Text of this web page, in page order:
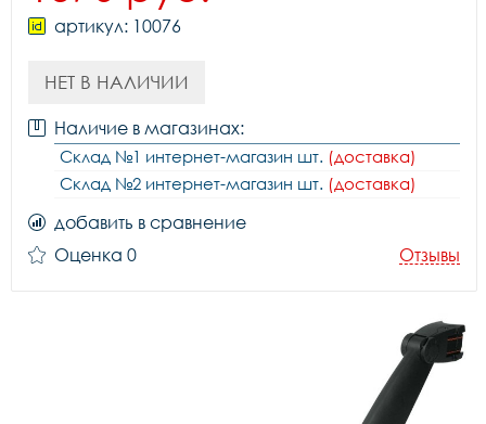
артикул: 10076
НЕТ В НАЛИЧИИ
Наличие в магазинах:
Склад №1 интернет-магазин шт. (доставка)
Склад №2 интернет-магазин шт. (доставка)
добавить в сравнение
Оценка 0
Отзывы